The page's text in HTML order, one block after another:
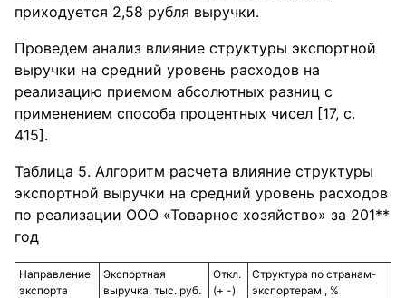
приходуется 2,58 рубля выручки.
Проведем анализ влияние структуры экспортной
выручки на средний уровень расходов на
реализацию приемом абсолютных разниц с
применением способа процентных чисел [17, с.
415].
Таблица 5. Алгоритм расчета влияние структуры
экспортной выручки на средний уровень расходов
по реализации ООО «Товарное хозяйство» за 201**
год
Направление
экспорта
Экспортная
выручка, тыс. руб.
Откл.
(+ -)
Структура по странам-
экспортерам , %